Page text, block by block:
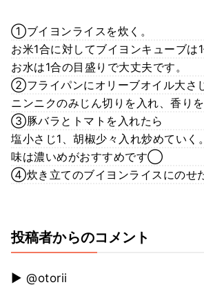
①ブイヨンライスを炊く。
お米1合に対してブイヨンキューブは1
お水は1合の目盛りで大丈夫です。
②フライパンにオリーブオイル大さ
ニンニクのみじん切りを入れ、香りを
③豚バラとトマトを入れたら
塩小さじ1、胡椒少々入れ炒めていく。
味は濃いめがおすすめです◯
④炊き立てのブイヨンライスにのせ
投稿者からのコメント
▶︎ @otorii